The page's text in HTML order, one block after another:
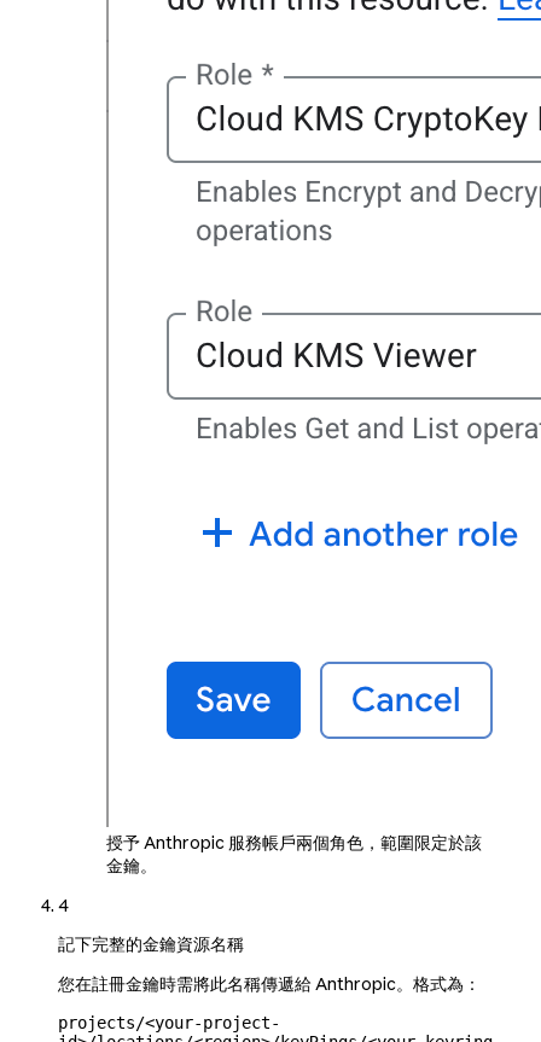
授予 Anthropic 服務帳戶兩個角色，範圍限定於該
金鑰。
4
記下完整的金鑰資源名稱
您在註冊金鑰時需將此名稱傳遞給 Anthropic。格式為：
projects/<your-project-